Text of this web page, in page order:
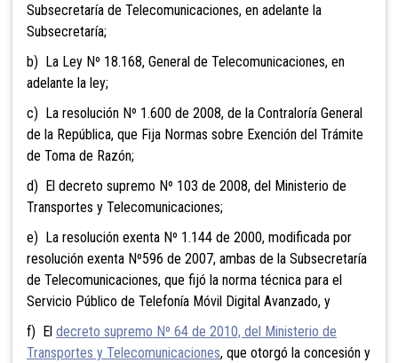
Subsecretaría de Telecomunicaciones, en adelante la
Subsecretaría;
b) La Ley Nº 18.168, General de Telecomunicaciones, en
adelante la ley;
c) La resolución Nº 1.600 de 2008, de la Contraloría General
de la República, que Fija Normas sobre Exención del Trámite
de Toma de Razón;
d) El decreto supremo Nº 103 de 2008, del Ministerio de
Transportes y Telecomunicaciones;
e) La resolución exenta Nº 1.144 de 2000, modificada por
resolución exenta Nº596 de 2007, ambas de la Subsecretaría
de Telecomunicaciones, que fijó la norma técnica para el
Servicio Público de Telefonía Móvil Digital Avanzado, y
f) El decreto supremo Nº 64 de 2010, del Ministerio de
Transportes y Telecomunicaciones, que otorgó la concesión y